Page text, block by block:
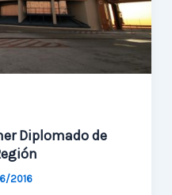
Diplomado de
2016